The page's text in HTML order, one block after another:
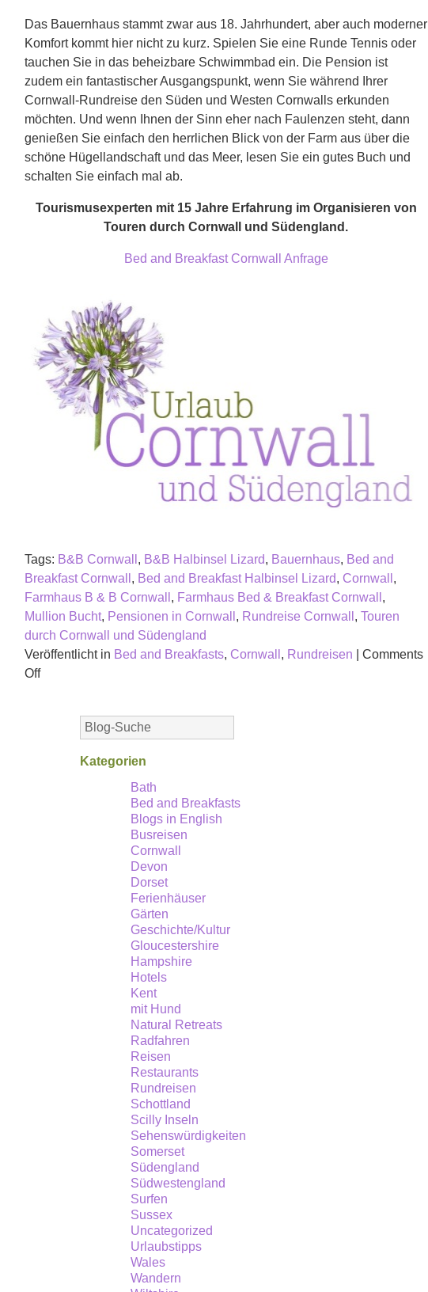
Das Bauernhaus stammt zwar aus 18. Jahrhundert, aber auch moderner
Komfort kommt hier nicht zu kurz. Spielen Sie eine Runde Tennis oder
tauchen Sie in das beheizbare Schwimmbad ein. Die Pension ist
zudem ein fantastischer Ausgangspunkt, wenn Sie während Ihrer
Cornwall-Rundreise den Süden und Westen Cornwalls erkunden
möchten. Und wenn Ihnen der Sinn eher nach Faulenzen steht, dann
genießen Sie einfach den herrlichen Blick von der Farm aus über die
schöne Hügellandschaft und das Meer, lesen Sie ein gutes Buch und
schalten Sie einfach mal ab.
Tourismusexperten mit 15 Jahre Erfahrung im Organisieren von
Touren durch Cornwall und Südengland.
Bed and Breakfast Cornwall Anfrage
Tags: B&B Cornwall , B&B Halbinsel Lizard, Bauernhaus, Bed and
Breakfast Cornwall , Bed and Breakfast Halbinsel Lizard, Cornwall ,
Farmhaus B & B Cornwall , Farmhaus Bed & Breakfast Cornwall ,
Mullion Bucht, Pensionen in Cornwall , Rundreise Cornwall , Touren
durch Cornwall und Südengland
Veröffentlicht in Bed and Breakfasts, Cornwall , Rundreisen
Comments
Offon
Halbinsel:Kategorien
Bath
Bed and Breakfasts
Blogs in English
Busreisen
Cornwall
Devon
Dorset
Ferienhäuser
Gärten
Geschichte/Kultur
Gloucestershire
Hampshire
Hotels
Kent
mit Hund
Natural Retreats
Radfahren
Reisen
Restaurants
Rundreisen
Schottland
Scilly Inseln
Sehenswürdigkeiten
Somerset
Südengland
Südwestengland
Surfen
Sussex
Uncategorized
Urlaubstipps
Wales
Wandern